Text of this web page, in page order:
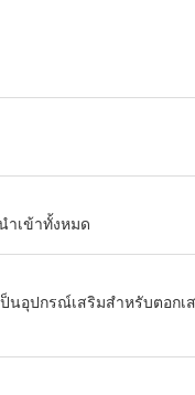
ำเข้าทั้งหมด
ป็นอุปกรณ์เสริมสำหรับตอกเ